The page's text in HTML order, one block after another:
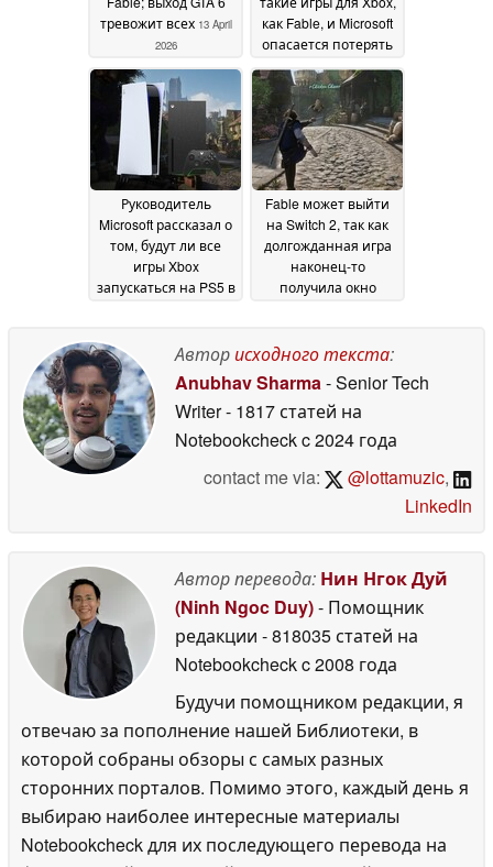
тревожит всех 13 April
2026
как Fable, и Microsoft
опасается потерять
продажи06 February
2026
Руководитель
Microsoft рассказал о
том, будут ли все
игры Xbox
запускаться на PS5 в
Fable может выйти
на Switch 2, так как
долгожданная игра
наконец-то
получила окно
Авторисходного текста:
Anubhav Sharma- Senior Tech
Writer- 1817 статей на
Notebookcheckc 2024 года
contact me via:
@lottamuzic,
LinkedIn
Автор перевода: Нин Нгок Дуй
(Ninh Ngoc Duy)- Помощник
редакции - 818035 статей на
Notebookcheckc 2008 года
Будучи помощником редакции, я
отвечаю за пополнение нашей Библиотеки, в
которой собраны обзоры с самых разных
сторонних порталов. Помимо этого, каждый день я
выбираю наиболее интересные материалы
Notebookcheck для их последующего перевода на